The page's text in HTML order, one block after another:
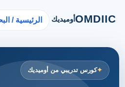
OMDIICأوميديك الرئيسية /
كورس تدريبي من أوميديك